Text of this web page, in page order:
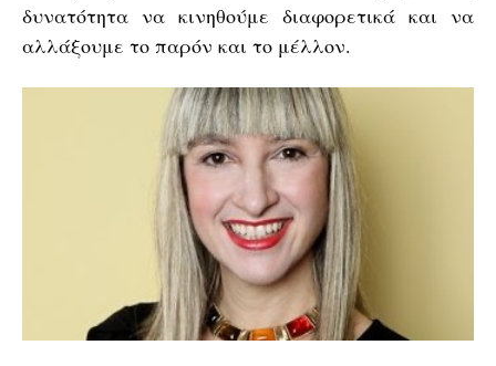
δυνατότητα να κινηθούμε διαφορετικά και να
αλλάξουμε το παρόν και το μέλλον.